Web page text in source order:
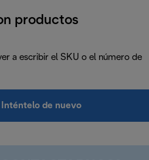
productos
a escribir el SKU o el número de
Inténtelo de nuevo